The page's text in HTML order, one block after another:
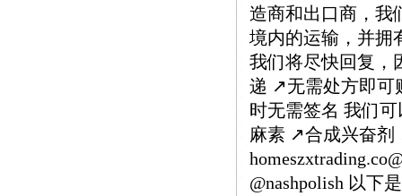
造商和出口商，我
境内的运输，并拥
我们将尽快回复，
递 ↗️无需处方即
时无需签名 我们
麻素 ↗️合成兴奋
@nashpolish 以下